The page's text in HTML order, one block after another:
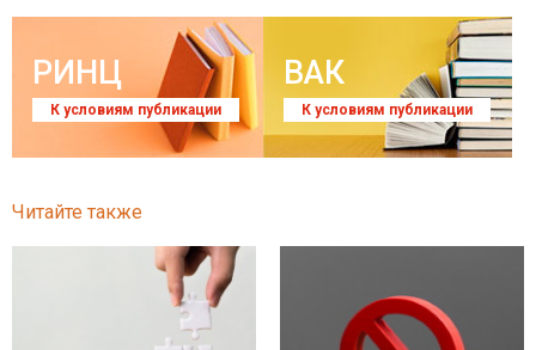
РИНЦ
К условиям публикации
ВАК
К условиям публикации
Читайте также